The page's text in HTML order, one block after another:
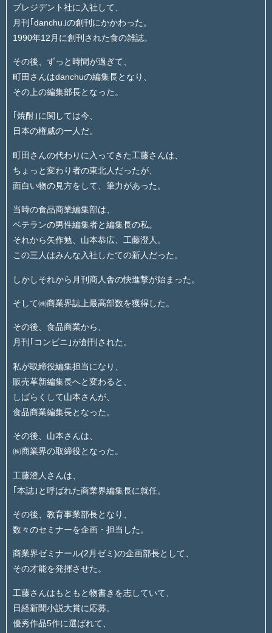
プレジデント社に入社して、
月刊｢danchu｣の創刊にかかわった。
1990年12月に創刊された食の雑誌。
その後、ずっと時間が過ぎて、
町田さんはdanchuの編集長となり、
その上の編集部長となった。
｢焼酎｣に関しては今、
日本の権威の一人だ。
町田さんの代わりに入ってきた工藤さんは、
ちょっと変わり者の東北人だったが、
面白い物の見方をして、筆力があった。
当時の食品商業編集部は、
ベテランの男性編集者と編集長の私。
それから矢作勉、山本恭広、工藤澄人。
この三人はみんな入社したての新人だった。
しかしそれから月刊商人舎の快進撃が始まった。
そして㈱商業界誌上最高部数を獲得した。
その後、食品商業から、
月刊｢コンビニ｣が創刊された。
私が取締役編集担当になり、
販売革新編集長へと変わると、
しばらくして山本さんが、
食品商業編集長となった。
その後、山本さんは、
㈱商業界の取締役となった。
工藤澄人さんは、
｢本誌｣と呼ばれた商業界編集長に就任。
その後、教育事業部長となり、
数々のセミナーを企画・担当した。
商業界ゼミナール(2月ゼミ)の企画部長として、
その才能を発揮させた。
工藤さんはもともと物書きを志していて、
日経新聞小説大賞に応募。
優秀作品5作に選ばれて、